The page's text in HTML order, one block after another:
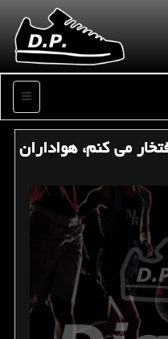
منو
می كنم، هواداران